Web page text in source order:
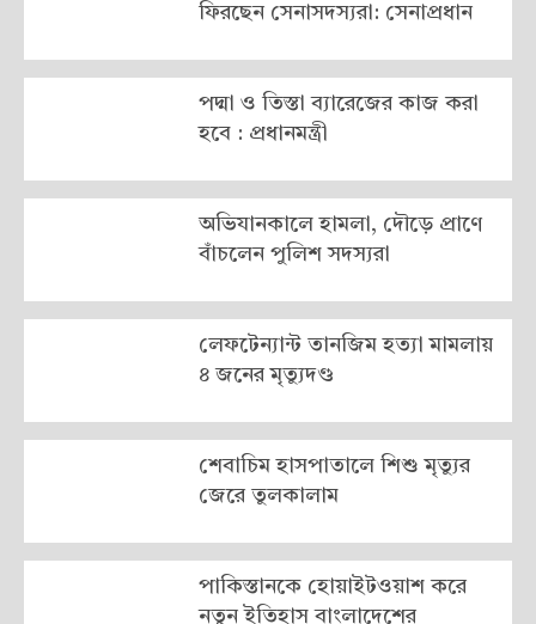
ফিরছেন সেনাসদস্যরা: সেনাপ্রধান
পদ্মা ও তিস্তা ব্যারেজের কাজ করা
হবে : প্রধানমন্ত্রী
অভিযানকালে হামলা, দৌড়ে প্রাণে
বাঁচলেন পুলিশ সদস্যরা
লেফটেন্যান্ট তানজিম হত্যা মামলায়
৪ জনের মৃত্যুদণ্ড
শেবাচিম হাসপাতালে শিশু মৃত্যুর
জেরে তুলকালাম
পাকিস্তানকে হোয়াইটওয়াশ করে
নতুন ইতিহাস বাংলাদেশের